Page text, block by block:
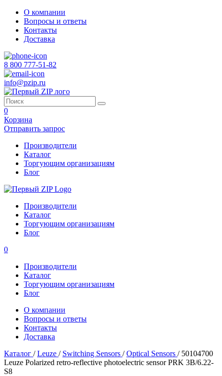
О компании
Вопросы и ответы
Контакты
Доставка
8 800 777-51-82
info@pzip.ru
0
Корзина
Отправить запрос
Производители
Каталог
Торгующим организациям
Блог
Производители
Каталог
Торгующим организациям
Блог
0
Производители
Каталог
Торгующим организациям
Блог
О компании
Вопросы и ответы
Контакты
Доставка
Каталог /Leuze / Switching Sensors /Optical Sensors / 50104700
Leuze Polarized retro-reflective photoelectric sensor PRK 3B/6.22-
S8